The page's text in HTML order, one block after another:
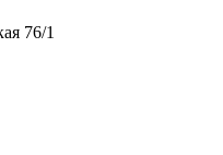
76/1